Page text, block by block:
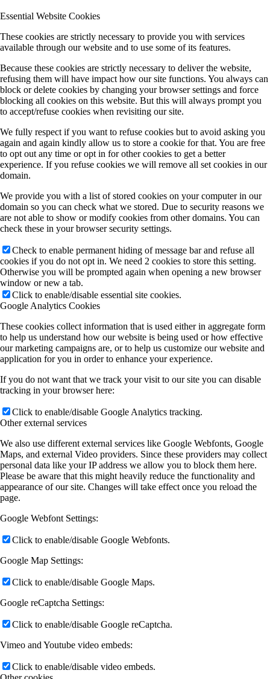
Essential Website Cookies
These cookies are strictly necessary to provide you with services
available through our website and to use some of its features.
Because these cookies are strictly necessary to deliver the website,
refusing them will have impact how our site functions. You always can
block or delete cookies by changing your browser settings and force
blocking all cookies on this website. But this will always prompt you
to accept/refuse cookies when revisiting our site.
We fully respect if you want to refuse cookies but to avoid asking you
again and again kindly allow us to store a cookie for that. You are free
to opt out any time or opt in for other cookies to get a better
experience. If you refuse cookies we will remove all set cookies in our
domain.
We provide you with a list of stored cookies on your computer in our
domain so you can check what we stored. Due to security reasons we
are not able to show or modify cookies from other domains. You can
check these in your browser security settings.
Check to enable permanent hiding of message bar and refuse all
cookies if you do not opt in. We need 2 cookies to store this setting.
Otherwise you will be prompted again when opening a new browser
window or new a tab.
Click to enable/disable essential site cookies.
Google Analytics Cookies
These cookies collect information that is used either in aggregate form
to help us understand how our website is being used or how effective
our marketing campaigns are, or to help us customize our website and
application for you in order to enhance your experience.
If you do not want that we track your visit to our site you can disable
tracking in your browser here:
Click to enable/disable Google Analytics tracking.
Other external services
We also use different external services like Google Webfonts, Google
Maps, and external Video providers. Since these providers may collect
personal data like your IP address we allow you to block them here.
Please be aware that this might heavily reduce the functionality and
appearance of our site. Changes will take effect once you reload the
page.
Google Webfont Settings:
Click to enable/disable Google Webfonts.
Google Map Settings:
Click to enable/disable Google Maps.
Google reCaptcha Settings:
Click to enable/disable Google reCaptcha.
Vimeo and Youtube video embeds:
Click to enable/disable video embeds.